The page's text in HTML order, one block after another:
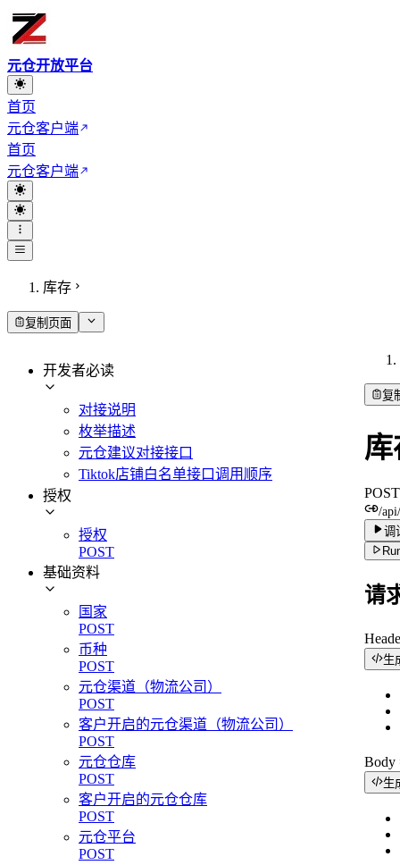
元仓开放平台
首页
元仓客户端
首页
元仓客户端
库存
复制页面
开发者必读
对接说明
枚举描述
元仓建议对接接口
Tiktok店铺白名单接口调用顺序
授权
授权
POST
基础资料
国家
POST
币种
POST
元仓渠道（物流公司）
POST
客户开启的元仓渠道（物流公司）
POST
元仓仓库
POST
客户开启的元仓仓库
POST
元仓平台
POST
复
POST
/
调
请
生
Body
生